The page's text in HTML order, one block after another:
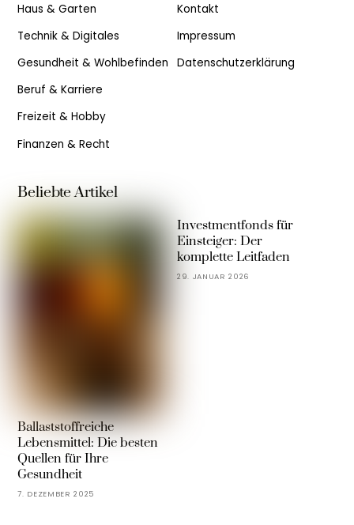
Haus & Garten
Technik & Digitales
Gesundheit & Wohlbefinden
Beruf & Karriere
Freizeit & Hobby
Finanzen & Recht
Kontakt
Impressum
Datenschutzerklärung
Beliebte Artikel
Ballaststoffreiche
Lebensmittel: Die besten
Quellen für Ihre
Gesundheit
7. DEZEMBER 2025
Investmentfonds für
Einsteiger: Der
komplette Leitfaden
29. JANUAR 2026